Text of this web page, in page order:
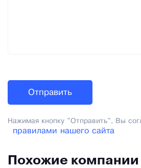
Нажимая кнопку "Отправить", Вы
правилами нашего сайта
Похожие компании